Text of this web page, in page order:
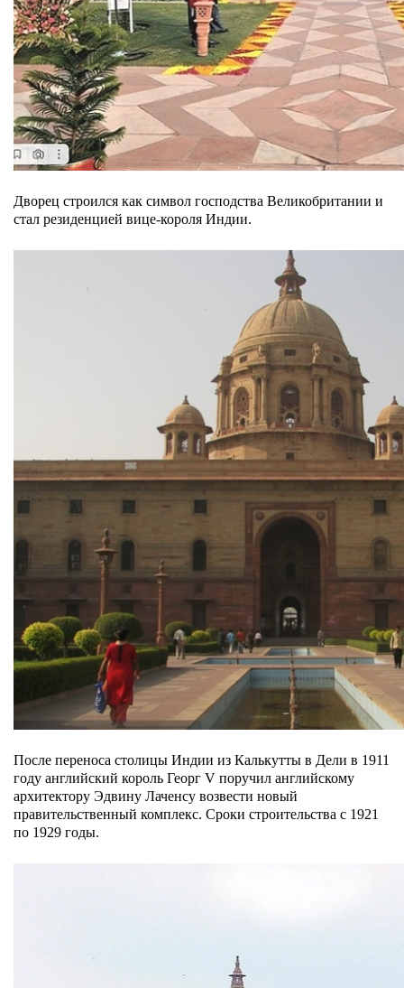
Дворец строился как символ господства Великобритании и
стал резиденцией вице-короля Индии.
После переноса столицы Индии из Калькутты в Дели в 1911
году английский король Георг V поручил английскому
архитектору Эдвину Лаченсу возвести новый
правительственный комплекс. Сроки строительства с 1921
по 1929 годы.